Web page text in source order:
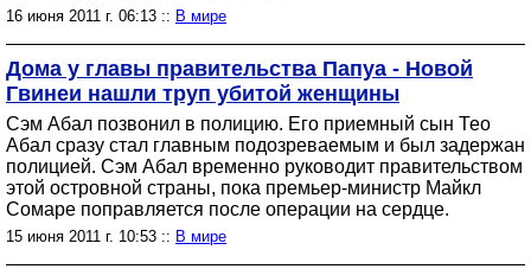
16 июня 2011 г. 06:13 :: В мире
Дома у главы правительства Папуа - Новой
Гвинеи нашли труп убитой женщины
Сэм Абал позвонил в полицию. Его приемный сын Тео
Абал сразу стал главным подозреваемым и был задержан
полицией. Сэм Абал временно руководит правительством
этой островной страны, пока премьер-министр Майкл
Сомаре поправляется после операции на сердце.
15 июня 2011 г. 10:53 :: В мире